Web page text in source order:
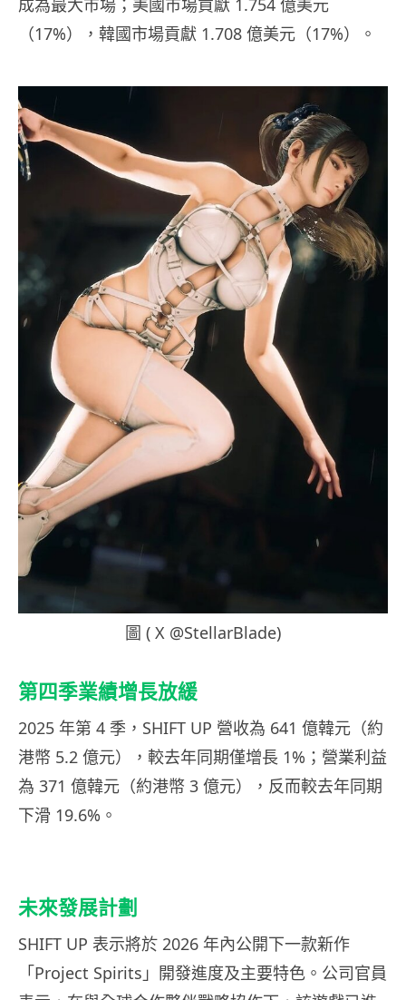
成為最大市場；美國市場貢獻 1.754 億美元
（17%），韓國市場貢獻 1.708 億美元（17%）。
圖 ( X @StellarBlade)
第四季業績增長放緩
2025 年第 4 季，SHIFT UP 營收為 641 億韓元（約
港幣 5.2 億元），較去年同期僅增長 1%；營業利益
為 371 億韓元（約港幣 3 億元），反而較去年同期
下滑 19.6%。
未來發展計劃
SHIFT UP 表示將於 2026 年內公開下一款新作
「Project Spirits」開發進度及主要特色。公司官員